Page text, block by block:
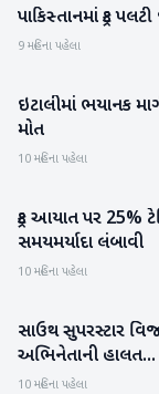
આંતરરાષ્ટ્રીય
પાકિસ્તાનમાં ટ્રક
9 મહિના પહેલા
આંતરરાષ્ટ્રીય
ઇટાલીમાં ભયાનક
મોત
10 મહિના પહેલા
બિઝનેસ
ટ્રક આયાત પર 25%
સમયમર્યાદા લંબાવી
10 મહિના પહેલા
મનોરંજન
સાઉથ સુપરસ્ટાર
અભિનેતાની હાલત...
10 મહિના પહેલા